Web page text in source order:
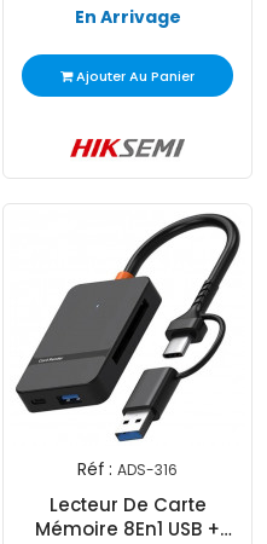
En Arrivage
Ajouter Au Panier
Réf : ADS-316
Lecteur De Carte
Mémoire 8En1 USB +